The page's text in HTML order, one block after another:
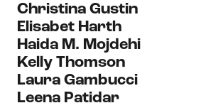
Christina Gustin
Elisabet Harth
Haida M. Mojdehi
Kelly Thomson
Laura Gambucci
Leena Patidar